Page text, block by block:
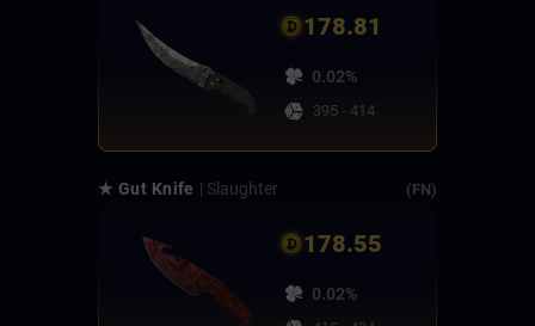
178.81
0.02%
395 - 414
★ Gut Knife | Slaughter (FN)
178.55
0.02%